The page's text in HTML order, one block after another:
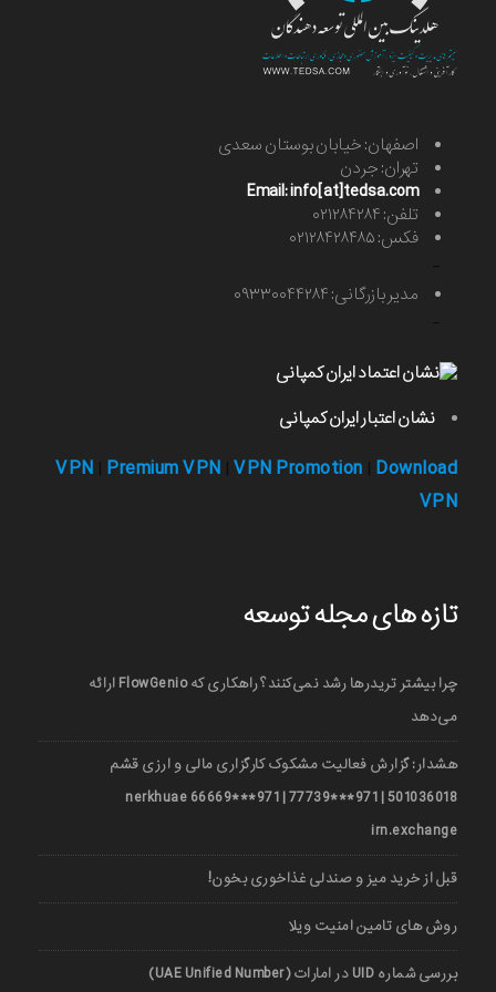
اصفهان: خیابان بوستان سعدی
تهران: جردن
Email: info[at]tedsa.com
تلفن: ۰۲۱۲۸۴۲۸۴
فکس: ۰۲۱۲۸۴۲۸۴۸۵
مدیر بازرگانی: ۰۹۳۳۰۰۴۴۲۸۴
نشان اعتبار ایران کمپانی
VPN Premium VPN VPN Promotion Download
VPN
تازه های مجله توسعه
چرا بیشتر تریدرها رشد نمی‌کنند؟ راهکاری که FlowGenio ارائه
می‌دهد
هشدار: گزارش فعالیت مشکوک کارگزاری مالی و ارزی قشم
501036018 | 971***77739 | 971***66669 nerkhuae
irn.exchange
قبل از خرید میز و صندلی غذاخوری بخون!
روش های تامین امنیت ویلا
بررسی شماره UID در امارات (UAE Unified Number)